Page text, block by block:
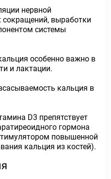
нервной
выработки
системы
особенно важно в
и лактации.
кальция в
D3 препятствует
гормона
повышенной
кальция из костей).